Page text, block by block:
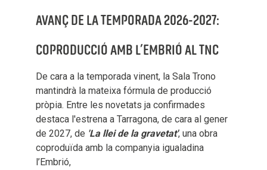
AVANÇ DE LA TEMPORADA 2026-2027:
COPRODUCCIÓ AMB L’EMBRIÓ AL TNC
De cara a la temporada vinent, la Sala Trono
mantindrà la mateixa fórmula de producció
pròpia. Entre les novetats ja confirmades
destaca l'estrena a Tarragona, de cara al gener
de 2027, de 'La llei de la gravetat', una obra
coproduïda amb la companyia igualadina
l’Embrió,